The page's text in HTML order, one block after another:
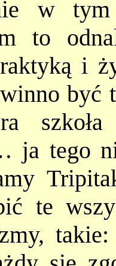
w
to
i
być
ja tego
te